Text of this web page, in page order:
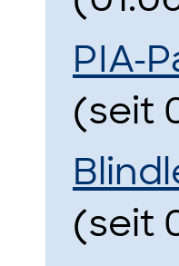
PIA-
(seit
(seit